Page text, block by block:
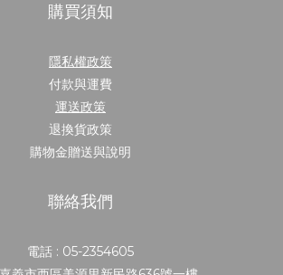
購買須知
隱私權政策
付款與運費
運送政策
退換貨政策
購物金贈送與說明
聯絡我們
電話 : 05-2354605